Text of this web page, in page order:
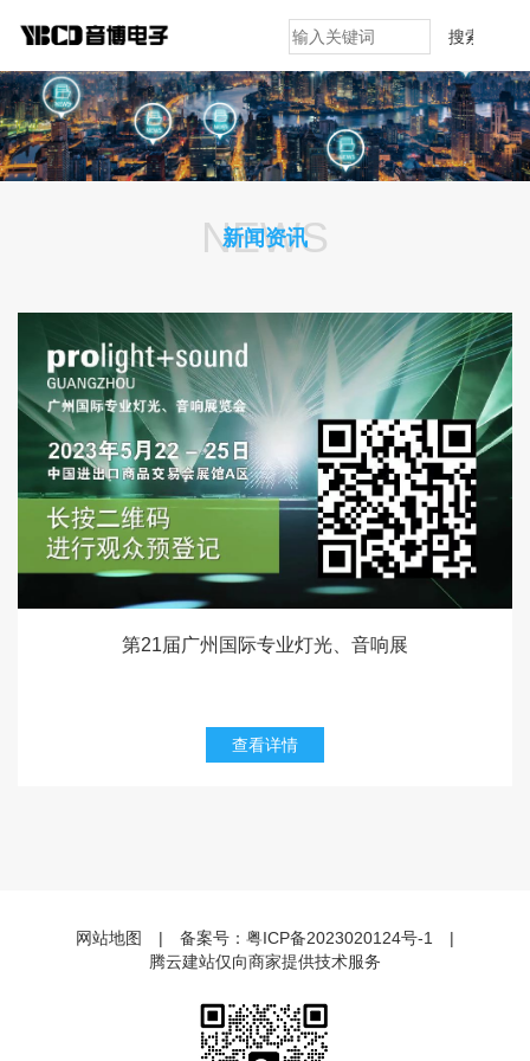
搜索
NEWS
新闻资讯
第21届广州国际专业灯光、音响展
查看详情
网站地图 | 备案号： 粤ICP备2023020124号-1
|
腾云建站仅向商家提供技术服务